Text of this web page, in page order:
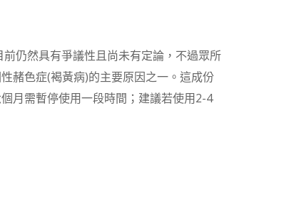
前仍然具有爭議性且尚未有定論，不過眾所
赭色症(褐黃病)的主要原因之一。這成份
月需暫停使用一段時間；建議若使用2-4